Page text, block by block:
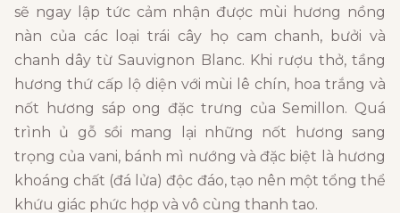
sẽ ngay lập tức cảm nhận được mùi hương nồng
nàn của các loại trái cây họ cam chanh, bưởi và
chanh dây từ Sauvignon Blanc. Khi rượu thở, tầng
hương thứ cấp lộ diện với mùi lê chín, hoa trắng và
nốt hương sáp ong đặc trưng của Semillon. Quá
trình ủ gỗ sồi mang lại những nốt hương sang
trọng của vani, bánh mì nướng và đặc biệt là hương
khoáng chất (đá lửa) độc đáo, tạo nên một tổng thể
khứu giác phức hợp và vô cùng thanh tao.